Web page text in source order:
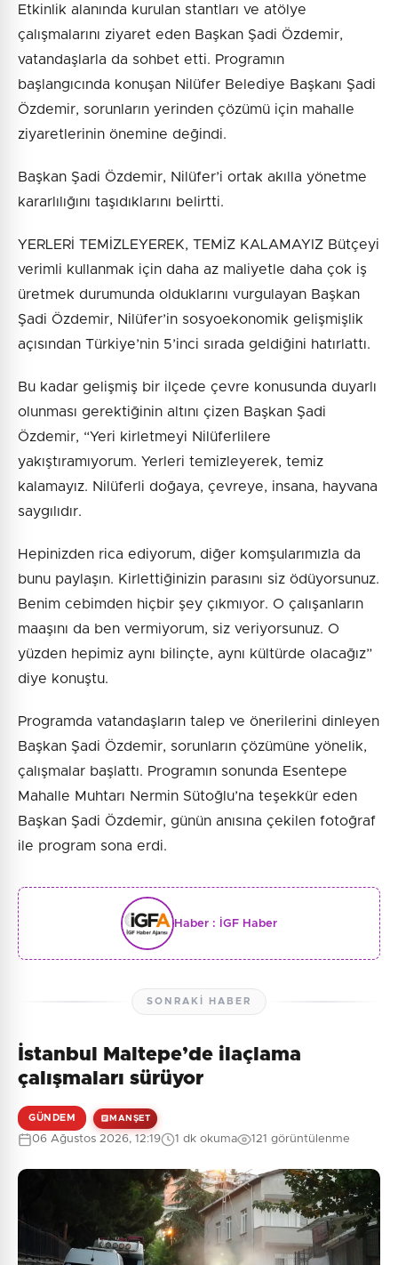
Etkinlik alanında kurulan stantları ve atölye
çalışmalarını ziyaret eden Başkan Şadi Özdemir,
vatandaşlarla da sohbet etti. Programın
başlangıcında konuşan Nilüfer Belediye Başkanı Şadi
Özdemir, sorunların yerinden çözümü için mahalle
ziyaretlerinin önemine değindi.
Başkan Şadi Özdemir, Nilüfer’i ortak akılla yönetme
kararlılığını taşıdıklarını belirtti.
YERLERİ TEMİZLEYEREK, TEMİZ KALAMAYIZ Bütçeyi
verimli kullanmak için daha az maliyetle daha çok iş
üretmek durumunda olduklarını vurgulayan Başkan
Şadi Özdemir, Nilüfer’in sosyoekonomik gelişmişlik
açısından Türkiye’nin 5’inci sırada geldiğini hatırlattı.
Bu kadar gelişmiş bir ilçede çevre konusunda duyarlı
olunması gerektiğinin altını çizen Başkan Şadi
Özdemir, “Yeri kirletmeyi Nilüferlilere
yakıştıramıyorum. Yerleri temizleyerek, temiz
kalamayız. Nilüferli doğaya, çevreye, insana, hayvana
saygılıdır.
Hepinizden rica ediyorum, diğer komşularımızla da
bunu paylaşın. Kirlettiğinizin parasını siz ödüyorsunuz.
Benim cebimden hiçbir şey çıkmıyor. O çalışanların
maaşını da ben vermiyorum, siz veriyorsunuz. O
yüzden hepimiz aynı bilinçte, aynı kültürde olacağız”
diye konuştu.
Programda vatandaşların talep ve önerilerini dinleyen
Başkan Şadi Özdemir, sorunların çözümüne yönelik,
çalışmalar başlattı. Programın sonunda Esentepe
Mahalle Muhtarı Nermin Sütoğlu’na teşekkür eden
Başkan Şadi Özdemir, günün anısına çekilen fotoğraf
ile program sona erdi.
Haber : İGF Haber
SONRAKI HABER
İstanbul Maltepe’de ilaçlama
çalışmaları sürüyor
GÜNDEM MANŞET
06 Ağustos 2026, 12:19 1 dk okuma 121 görüntülenme